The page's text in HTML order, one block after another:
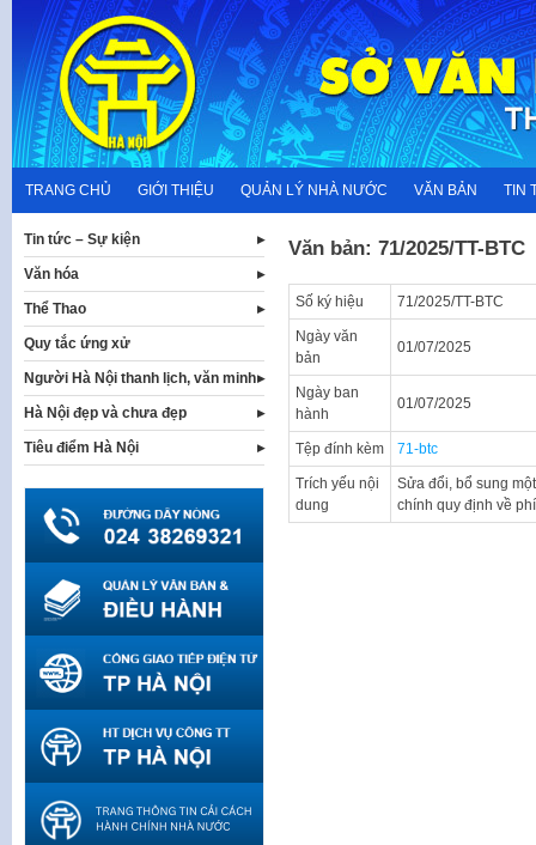
content
TRANG CHỦ GIỚI THIỆU QUẢN LÝ NHÀ NƯỚC VĂN BẢN TIN
Văn bản: 71/2025/TT-BTC
Số ký hiệu 71/2025/TT-BTC
Ngày văn
bản
01/07/2025
Ngày ban
hành
01/07/2025
Tệp đính kèm 71-btc
Trích yếu nội
dung
Sửa đổi, bổ sung
chính quy định về
Tin tức – Sự kiện
Văn hóa
Thể Thao
Quy tắc ứng xử
Người Hà Nội thanh lịch, văn minh
Hà Nội đẹp và chưa đẹp
Tiêu điểm Hà Nội